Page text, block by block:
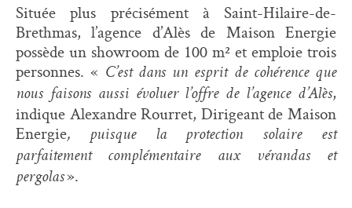
Située plus précisément à Saint-Hilaire-de-
Brethmas, l’agence d’Alès de Maison Energie
possède un showroom de 100 m² et emploie trois
personnes. « C’est dans un esprit de cohérence que
nous faisons aussi évoluer l’offre de l’agence d’Alès,
indique Alexandre Rourret, Dirigeant de Maison
Energie, puisque la protection solaire est
parfaitement complémentaire aux vérandas et
pergolas».